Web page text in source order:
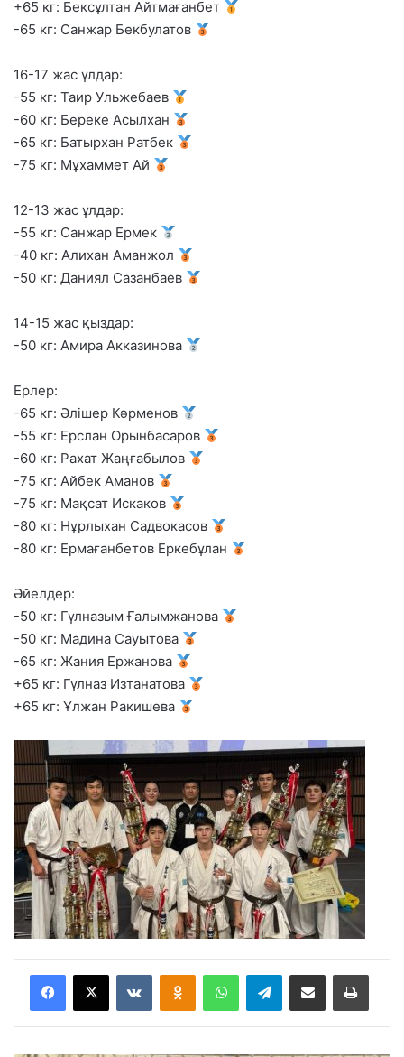
+65 кг: Бексұлтан Айтмағанбет
-65 кг: Санжар Бекбулатов
16-17 жас ұлдар:
-55 кг: Таир Ульжебаев
-60 кг: Береке Асылхан
-65 кг: Батырхан Ратбек
-75 кг: Мұхаммет Ай
12-13 жас ұлдар:
-55 кг: Санжар Ермек
-40 кг: Алихан Аманжол
-50 кг: Даниял Сазанбаев
14-15 жас қыздар:
-50 кг: Амира Акказинова
Ерлер:
-65 кг: Әлішер Кәрменов
-55 кг: Ерслан Орынбасаров
-60 кг: Рахат Жаңғабылов
-75 кг: Айбек Аманов
-75 кг: Мақсат Искаков
-80 кг: Нұрлыхан Садвокасов
-80 кг: Ермағанбетов Еркебұлан
Әйелдер:
-50 кг: Гүлназым Ғалымжанова
-50 кг: Мадина Сауытова
-65 кг: Жания Ержанова
+65 кг: Гүлназ Изтанатова
+65 кг: Ұлжан Ракишева
Telegram